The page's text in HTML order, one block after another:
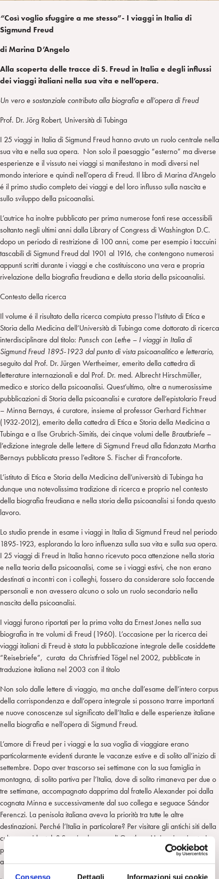
Consenso Dettagli Informazioni sui cookie
“Così voglio sfuggire a me stesso”- I viaggi in Italia di
Sigmund Freud
di Marina D’Angelo
Alla scoperta delle tracce di S. Freud in Italia e degli influssi
dei viaggi italiani nella sua vita e nell’opera.
Un vero e sostanziale contributo alla biografia e all’opera di Freud
Prof. Dr. Jörg Robert, Università di Tubinga
I 25 viaggi in Italia di Sigmund Freud hanno avuto un ruolo centrale nella
sua vita e nella sua opera. Non solo il paesaggio “esterno” ma diverse
esperienze e il vissuto nei viaggi si manifestano in modi diversi nel
mondo interiore e quindi nell’opera di Freud. Il libro di Marina d’Angelo
é il primo studio completo dei viaggi e del loro influsso sulla nascita e
sullo sviluppo della psicoanalisi.
L’autrice ha inoltre pubblicato per prima numerose fonti rese accessibili
soltanto negli ultimi anni dalla Library of Congress di Washington D.C.
dopo un periodo di restrizione di 100 anni, come per esempio i taccuini
tascabili di Sigmund Freud dal 1901 al 1916, che contengono numerosi
appunti scritti durante i viaggi e che costituiscono una vera e propria
rivelazione della biografia freudiana e della storia della psicoanalisi.
Contesto della ricerca
Il volume é il risultato della ricerca compiuta presso l’Istituto di Etica e
Storia della Medicina dell’Università di Tubinga come dottorato di ricerca
interdisciplinare dal titolo: Punsch con Lethe – I viaggi in Italia di
Sigmund Freud 1895-1923 dal punto di vista psicoanalitico e letterario,
seguito dal Prof. Dr. Jürgen Wertheimer, emerito della cattedra di
letterature internazionali e dal Prof. Dr. med. Albrecht Hirschmüller,
medico e storico della psicoanalisi. Quest’ultimo, oltre a numerosissime
pubblicazioni di Storia della psicoanalisi e curatore dell’epistolario Freud
– Minna Bernays, é curatore, insieme al professor Gerhard Fichtner
(1932-2012), emerito della cattedra di Etica e Storia della Medicina a
Tubinga e a Ilse Grubrich-Simitis, dei cinque volumi delle Brautbriefe –
l’edizione integrale delle lettere di Sigmund Freud alla fidanzata Martha
Bernays pubblicata presso l’editore S. Fischer di Francoforte.
L’istituto di Etica e Storia della Medicina dell’università di Tubinga ha
dunque una notevolissima tradizione di ricerca e proprio nel contesto
della biografia freudiana e nella storia della psicoanalisi si fonda questo
lavoro.
Lo studio prende in esame i viaggi in Italia di Sigmund Freud nel periodo
1895-1923, esplorando la loro influenza sulla sua vita e sulla sua opera.
I 25 viaggi di Freud in Italia hanno ricevuto poca attenzione nella storia
e nella teoria della psicoanalisi, come se i viaggi estivi, che non erano
destinati a incontri con i colleghi, fossero da considerare solo faccende
personali e non avessero alcuno o solo un ruolo secondario nella
nascita della psicoanalisi.
I viaggi furono riportati per la prima volta da Ernest Jones nella sua
biografia in tre volumi di Freud (1960). L’occasione per la ricerca dei
viaggi italiani di Freud è stata la pubblicazione integrale delle cosiddette
“Reisebriefe”, curata da Christfried Tögel nel 2002, pubblicate in
traduzione italiana nel 2003 con il titolo
Non solo dalle lettere di viaggio, ma anche dall’esame dell’intero corpus
della corrispondenza e dall’opera integrale si possono trarre importanti
e nuove conoscenze sul significato dell’Italia e delle esperienze italiane
nella biografia e nell’opera di Sigmund Freud.
L’amore di Freud per i viaggi e la sua voglia di viaggiare erano
particolarmente evidenti durante le vacanze estive e di solito all’inizio di
settembre. Dopo aver trascorso sei settimane con la sua famiglia in
montagna, di solito partiva per l’Italia, dove di solito rimaneva per due o
tre settimane, accompagnato dapprima dal fratello Alexander poi dalla
cognata Minna e successivamente dal suo collega e seguace Sándor
Ferenczi. La penisola italiana aveva la priorità tra tutte le altre
destinazioni. Perché l’Italia in particolare? Per visitare gli antichi siti della
cultura occidentale? Seguiva le orme di Goethe e Heine, i suoi autori
preferiti, o di altri intellettuali, artisti e altri esponenti della borghesia
accademica che avevano visitato l’Italia nel periodo del Grand Tour?